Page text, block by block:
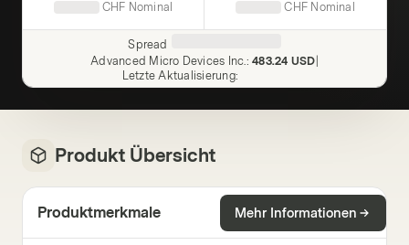
CHF Nominal CHF Nominal
Spread
Advanced Micro Devices Inc.: 483.24 USD
Letzte Aktualisierung:
Produkt Übersicht
Produktmerkmale Mehr Informationen